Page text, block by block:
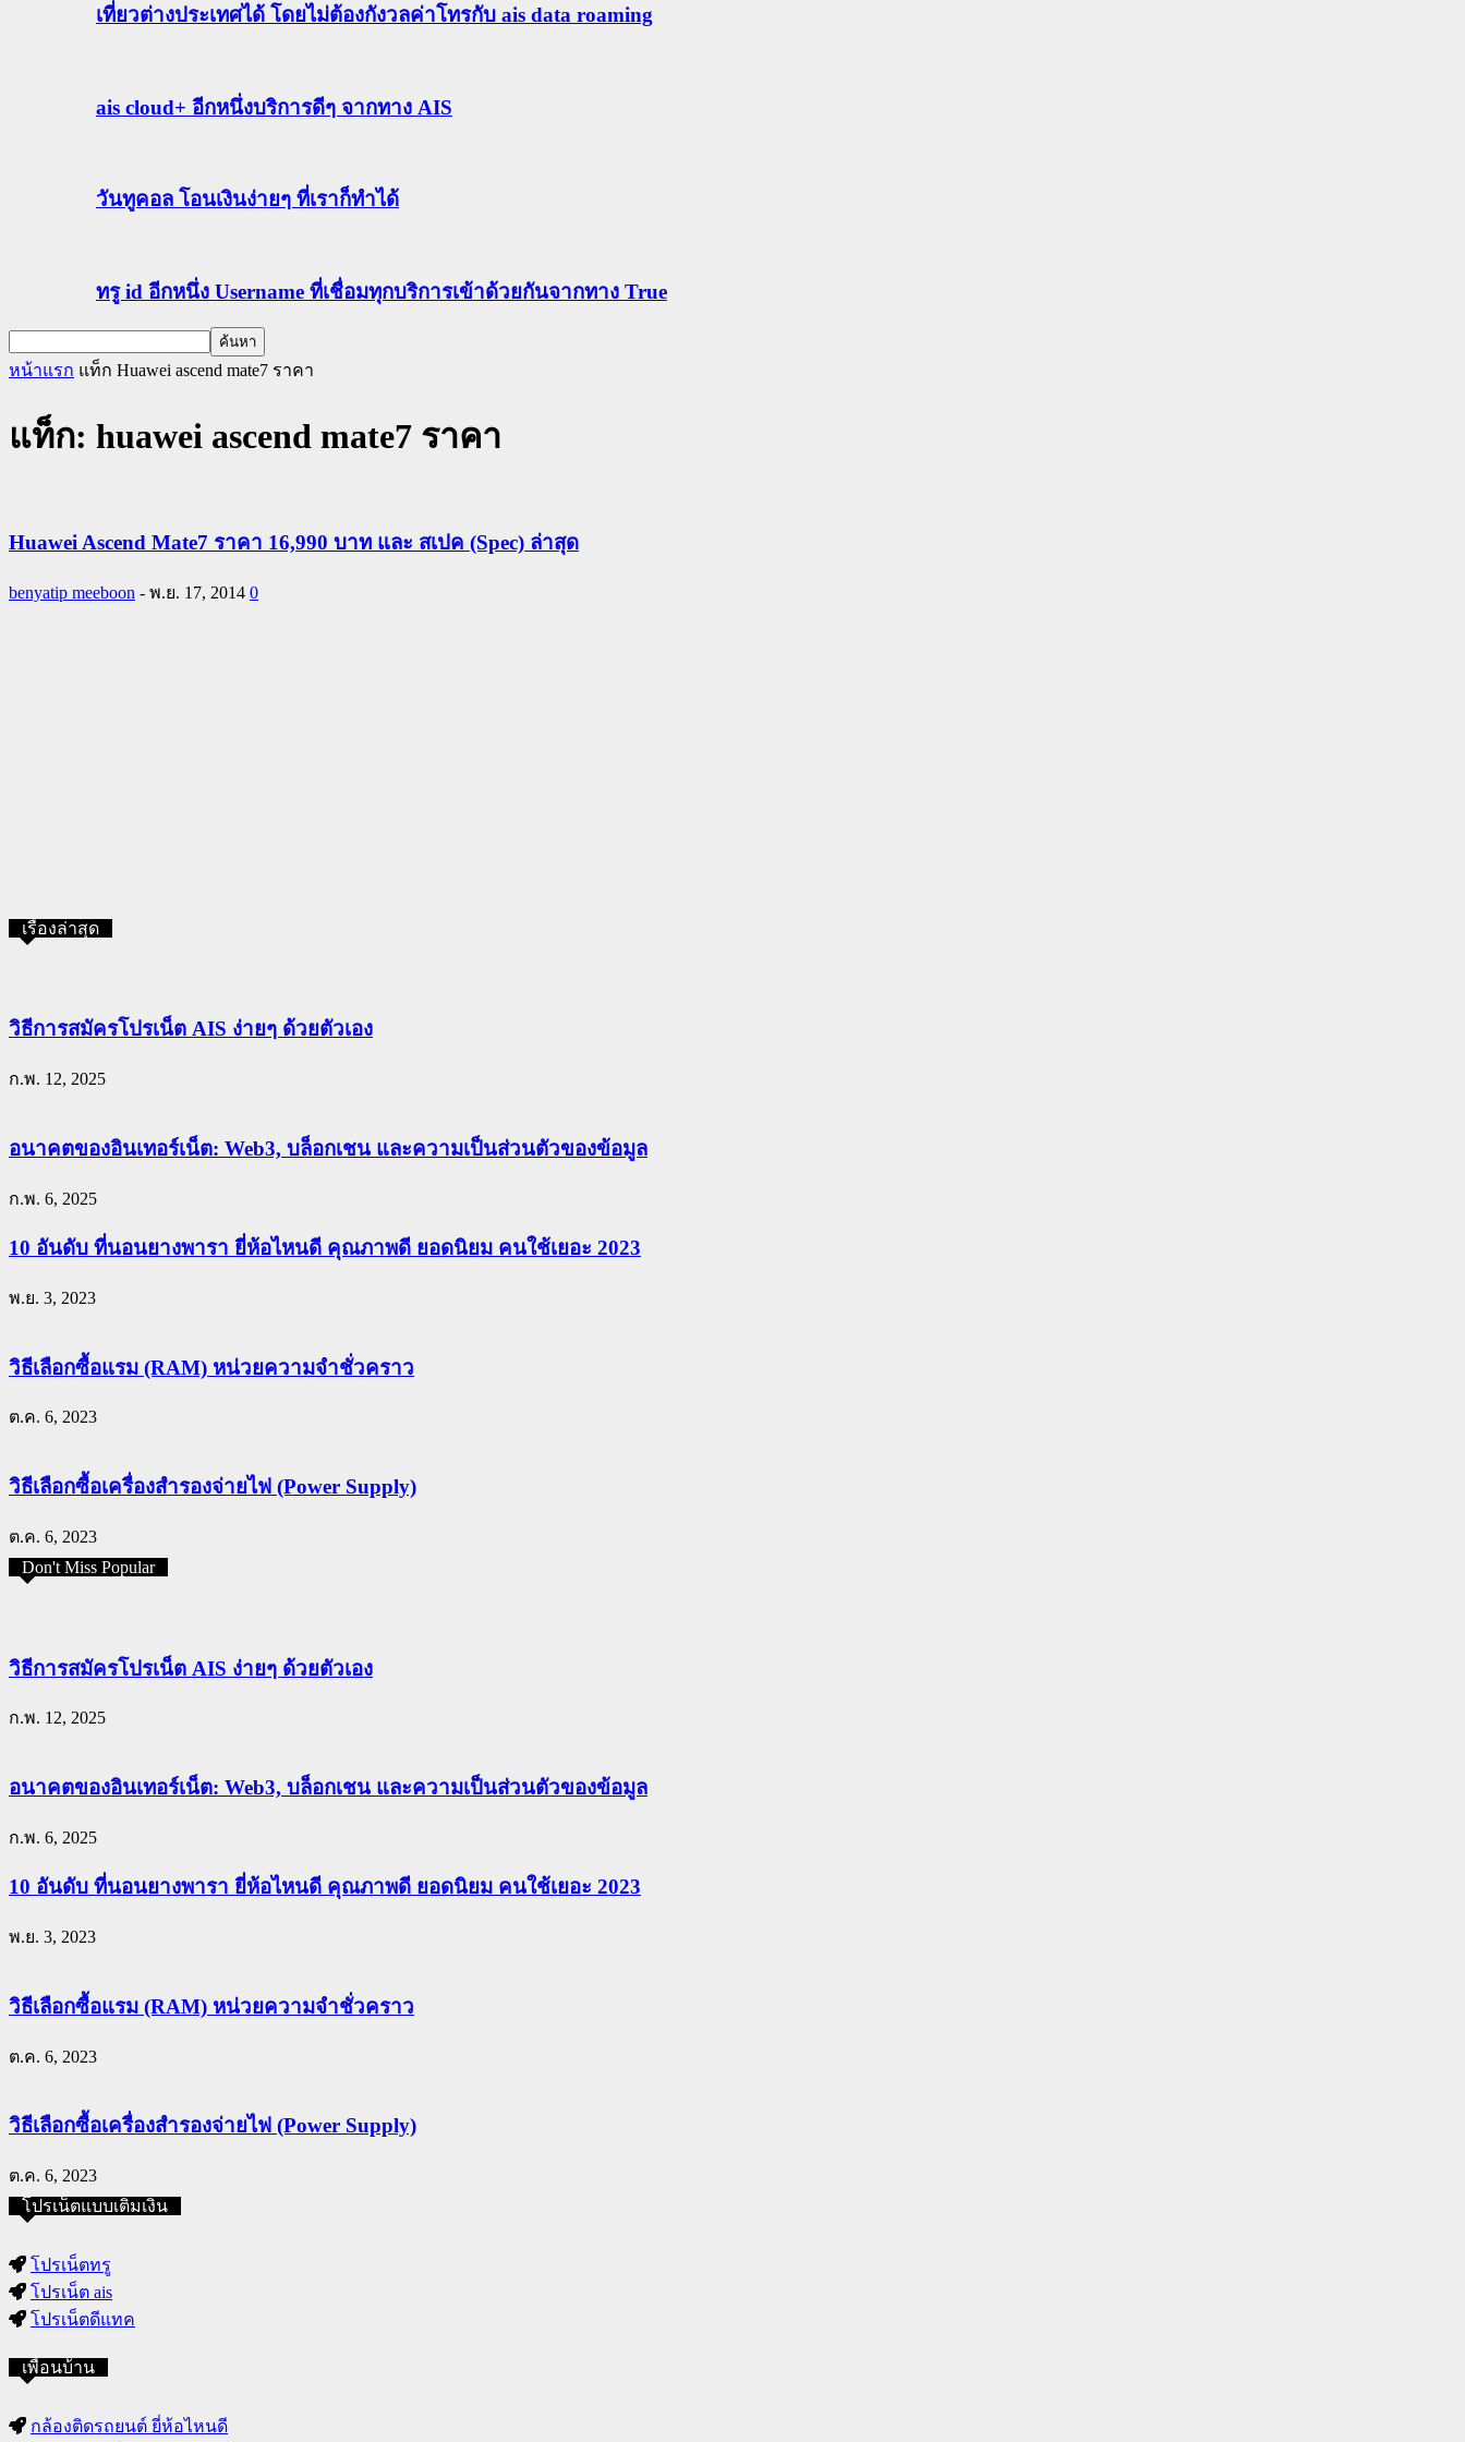
เที่ยวต่างประเทศได้ โดยไม่ต้องกังวลค่าโทรกับ ais data roaming
ais cloud+ อีกหนึ่งบริการดีๆ จากทาง AIS
วันทูคอล โอนเงินง่ายๆ ที่เราก็ทำได้
ทรู id อีกหนึ่ง Username ที่เชื่อมทุกบริการเข้าด้วยกันจากทาง True
หน้าแรก แท็ก Huawei ascend mate7 ราคา
แท็ก: huawei ascend mate7 ราคา
Huawei Ascend Mate7 ราคา 16,990 บาท และ สเปค (Spec) ล่าสุด
benyatip meeboon - พ.ย. 17, 2014 0
เรื่องล่าสุด
วิธีการสมัครโปรเน็ต AIS ง่ายๆ ด้วยตัวเอง
ก.พ. 12, 2025
อนาคตของอินเทอร์เน็ต: Web3, บล็อกเชน และความเป็นส่วนตัวของข้อมูล
ก.พ. 6, 2025
10 อันดับ ที่นอนยางพารา ยี่ห้อไหนดี คุณภาพดี ยอดนิยม คนใช้เยอะ 2023
พ.ย. 3, 2023
วิธีเลือกซื้อแรม (RAM) หน่วยความจำชั่วคราว
ต.ค. 6, 2023
วิธีเลือกซื้อเครื่องสำรองจ่ายไฟ (Power Supply)
ต.ค. 6, 2023
Don't Miss Popular
วิธีการสมัครโปรเน็ต AIS ง่ายๆ ด้วยตัวเอง
ก.พ. 12, 2025
อนาคตของอินเทอร์เน็ต: Web3, บล็อกเชน และความเป็นส่วนตัวของข้อมูล
ก.พ. 6, 2025
10 อันดับ ที่นอนยางพารา ยี่ห้อไหนดี คุณภาพดี ยอดนิยม คนใช้เยอะ 2023
พ.ย. 3, 2023
วิธีเลือกซื้อแรม (RAM) หน่วยความจำชั่วคราว
ต.ค. 6, 2023
วิธีเลือกซื้อเครื่องสำรองจ่ายไฟ (Power Supply)
ต.ค. 6, 2023
โปรเน็ตแบบเติมเงิน
โปรเน็ตทรู
โปรเน็ต ais
โปรเน็ตดีแทค
เพื่อนบ้าน
กล้องติดรถยนต์ ยี่ห้อไหนดี